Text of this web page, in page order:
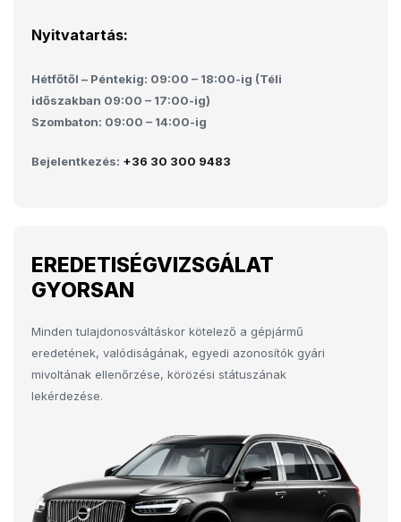
Nyitvatartás:
Hétfőtől – Péntekig: 09:00 – 18:00-ig (Téli
időszakban 09:00 – 17:00-ig)
Szombaton: 09:00 – 14:00-ig
Bejelentkezés: +36 30 300 9483
EREDETISÉGVIZSGÁLAT
GYORSAN
Minden tulajdonosváltáskor kötelező a gépjármű
eredetének, valódiságának, egyedi azonosítók gyári
mivoltának ellenőrzése, körözési státuszának
lekérdezése.